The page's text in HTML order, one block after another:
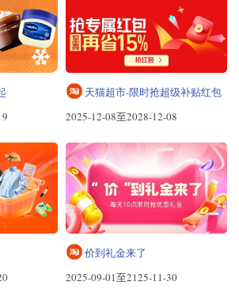
天猫超市-限时抢超级补贴红包
2025-12-08至2028-12-08
价到礼金来了
2025-09-01至2125-11-30